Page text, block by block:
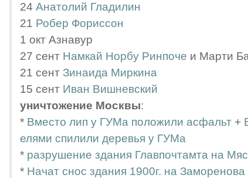
24 Анатолий Гладилин
21 Робер Фориссон
1 окт Азнавур
27 сент Намкай Норбу Ринпоче и Марти
21 сент Зинаида Миркина
15 сент Иван Вишневский
уничтожение Москвы:
* Вместо лип у ГУМа положили асфальт +
елями спилили деревья у ГУМа
* разрушение здания Главпочтамта на
* Начат снос здания 1900г. на Заморенова